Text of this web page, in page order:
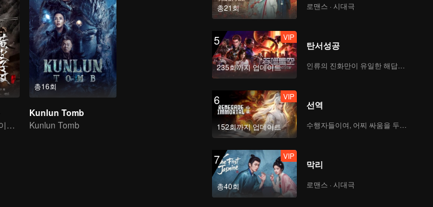
롼징톈, 탐험단을 이끌고 궁지 탈출하기
총16회
Kunlun Tomb
Kunlun Tomb
총21회 로맨스 · 시대극
5
235회까지 업데이트
VIP
탄서성공
인류의 진화만이 유일한 해답이다
6
152회까지 업데이트
VIP
선역
7
총40회
VIP
막리
로맨스 · 시대극